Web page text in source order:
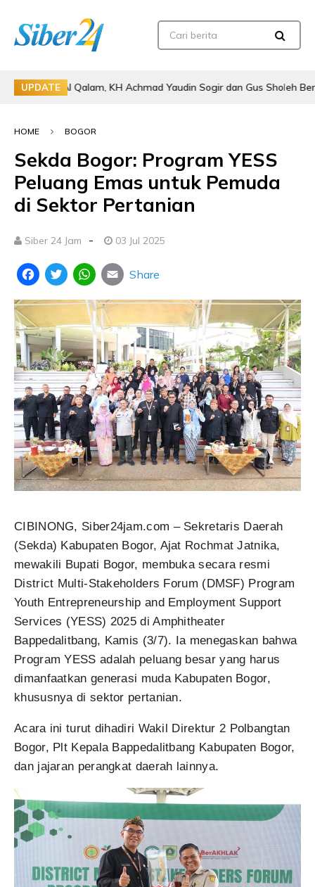
UPDATE
Al Qalam, KH Achmad Yaudin Sogir dan Gus Sholeh Beri Pesan
HOME BOGOR
Sekda Bogor: Program YESS
Peluang Emas untuk Pemuda
di Sektor Pertanian
Siber 24 Jam - 03 Jul 2025
FacebookTwitterWhatsApp
Email
Share
CIBINONG, Siber24jam.com – Sekretaris Daerah
(Sekda) Kabupaten Bogor, Ajat Rochmat Jatnika,
mewakili Bupati Bogor, membuka secara resmi
District Multi-Stakeholders Forum (DMSF) Program
Youth Entrepreneurship and Employment Support
Services (YESS) 2025 di Amphitheater
Bappedalitbang, Kamis (3/7). Ia menegaskan bahwa
Program YESS adalah peluang besar yang harus
dimanfaatkan generasi muda Kabupaten Bogor,
khususnya di sektor pertanian.
Acara ini turut dihadiri Wakil Direktur 2 Polbangtan
Bogor, Plt Kepala Bappedalitbang Kabupaten Bogor,
dan jajaran perangkat daerah lainnya.